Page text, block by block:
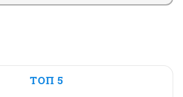
ТОП 5